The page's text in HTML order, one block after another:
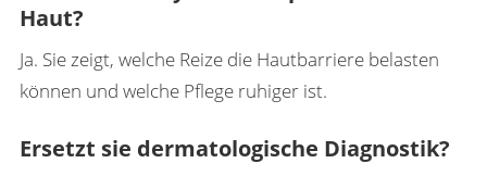
Haut?
Ja. Sie zeigt, welche Reize die Hautbarriere belasten
können und welche Pflege ruhiger ist.
Ersetzt sie dermatologische Diagnostik?